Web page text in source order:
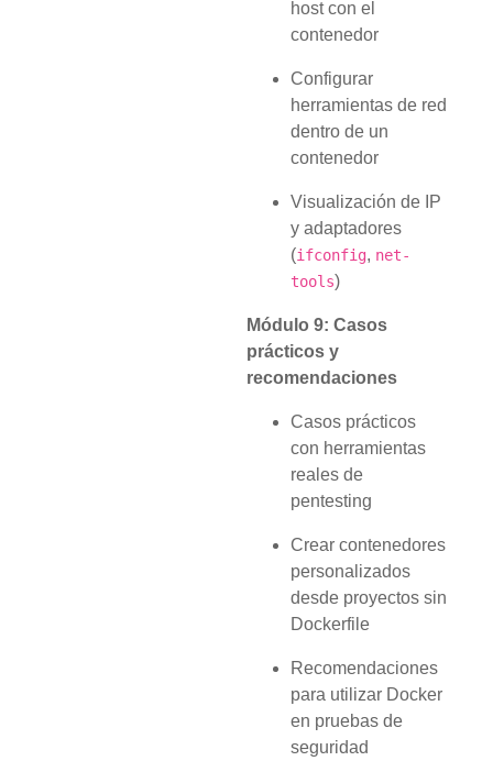
host con el
contenedor
Configurar
herramientas de red
dentro de un
contenedor
Visualización de IP
y adaptadores
(ifconfig, net-
tools)
Módulo 9: Casos
prácticos y
recomendaciones
Casos prácticos
con herramientas
reales de
pentesting
Crear contenedores
personalizados
desde proyectos sin
Dockerfile
Recomendaciones
para utilizar Docker
en pruebas de
seguridad